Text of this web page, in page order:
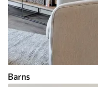
Barns